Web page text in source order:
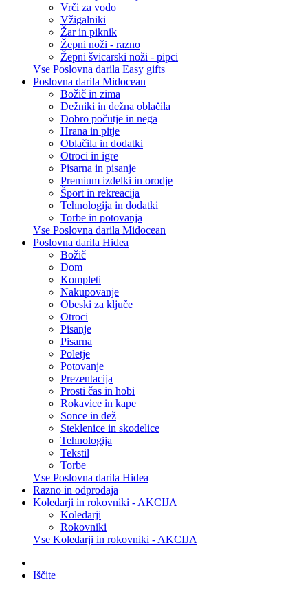
Vrči za vodo
Vžigalniki
Žar in piknik
Žepni noži - razno
Žepni švicarski noži - pipci
Vse Poslovna darila Easy gifts
Poslovna darila Midocean
Božič in zima
Dežniki in dežna oblačila
Dobro počutje in nega
Hrana in pitje
Oblačila in dodatki
Otroci in igre
Pisarna in pisanje
Premium izdelki in orodje
Šport in rekreacija
Tehnologija in dodatki
Torbe in potovanja
Vse Poslovna darila Midocean
Poslovna darila Hidea
Božič
Dom
Kompleti
Nakupovanje
Obeski za ključe
Otroci
Pisanje
Pisarna
Poletje
Potovanje
Prezentacija
Prosti čas in hobi
Rokavice in kape
Sonce in dež
Steklenice in skodelice
Tehnologija
Tekstil
Torbe
Vse Poslovna darila Hidea
Razno in odprodaja
Koledarji in rokovniki - AKCIJA
Koledarji
Rokovniki
Vse Koledarji in rokovniki - AKCIJA
Iščite